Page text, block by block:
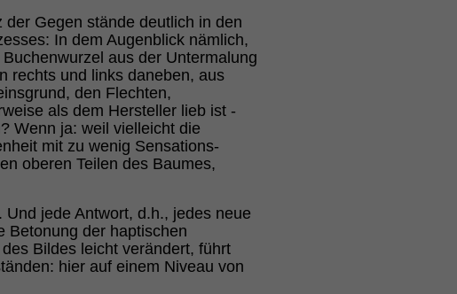
Gegen stände deutlich in den
In dem Augenblick nämlich,
aus der Untermalung
rechts und links daneben, aus
den Flechten,
als dem Hersteller lieb ist -
Wenn ja: weil vielleicht die
mit zu wenig Sensations-
oberen Teilen des Baumes,
jede Antwort, d.h., jedes neue
Betonung der haptischen
Bildes leicht verändert, führt
hier auf einem Niveau von